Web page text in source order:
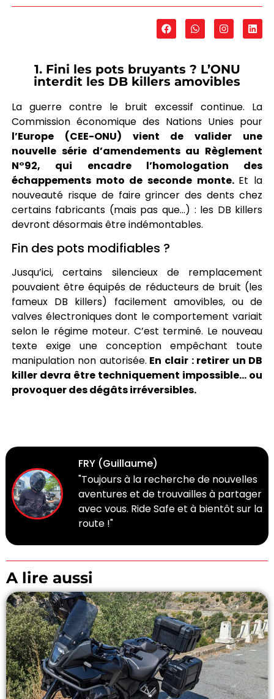
1. Fini les pots bruyants ? L’ONU
interdit les DB killers amovibles
La guerre contre le bruit excessif continue. La
Commission économique des Nations Unies pour
l’Europe (CEE-ONU) vient de valider une
nouvelle série d’amendements au Règlement
N°92, qui encadre l’homologation des
échappements moto de seconde monte. Et la
nouveauté risque de faire grincer des dents chez
certains fabricants (mais pas que…) : les DB killers
devront désormais être indémontables.
Fin des pots modifiables ?
Jusqu’ici, certains silencieux de remplacement
pouvaient être équipés de réducteurs de bruit (les
fameux DB killers) facilement amovibles, ou de
valves électroniques dont le comportement variait
selon le régime moteur. C’est terminé. Le nouveau
texte exige une conception empêchant toute
manipulation non autorisée. En clair : retirer un DB
killer devra être techniquement impossible… ou
provoquer des dégâts irréversibles.
FRY (Guillaume)
"Toujours à la recherche de nouvelles
aventures et de trouvailles à partager
avec vous. Ride Safe et à bientôt sur la
route !"
A lire aussi